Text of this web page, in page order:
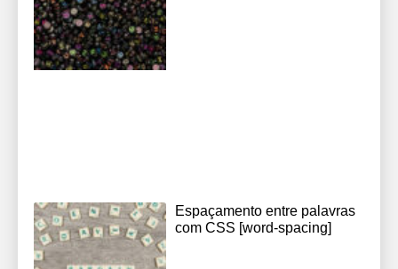
Espaçamento entre palavras
com CSS [word-spacing]